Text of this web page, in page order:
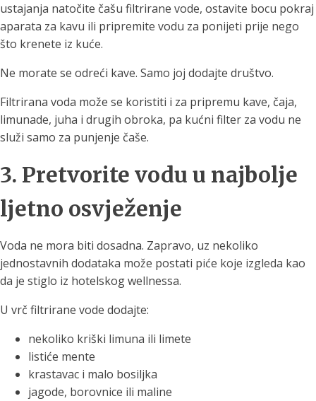
ustajanja natočite čašu filtrirane vode, ostavite bocu pokraj
aparata za kavu ili pripremite vodu za ponijeti prije nego
što krenete iz kuće.
Ne morate se odreći kave. Samo joj dodajte društvo.
Filtrirana voda može se koristiti i za pripremu kave, čaja,
limunade, juha i drugih obroka, pa kućni filter za vodu ne
služi samo za punjenje čaše.
3. Pretvorite vodu u najbolje
ljetno osvježenje
Voda ne mora biti dosadna. Zapravo, uz nekoliko
jednostavnih dodataka može postati piće koje izgleda kao
da je stiglo iz hotelskog wellnessa.
U vrč filtrirane vode dodajte:
nekoliko kriški limuna ili limete
listiće mente
krastavac i malo bosiljka
jagode, borovnice ili maline